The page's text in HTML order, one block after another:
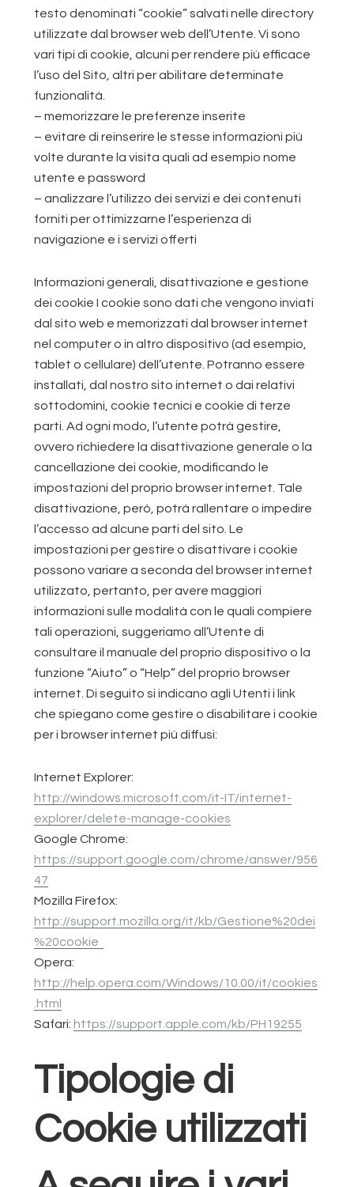
testo denominati “cookie” salvati nelle directory
utilizzate dal browser web dell’Utente. Vi sono
vari tipi di cookie, alcuni per rendere più efficace
l’uso del Sito, altri per abilitare determinate
funzionalità.
– memorizzare le preferenze inserite
– evitare di reinserire le stesse informazioni più
volte durante la visita quali ad esempio nome
utente e password
– analizzare l’utilizzo dei servizi e dei contenuti
forniti per ottimizzarne l’esperienza di
navigazione e i servizi offerti
Informazioni generali, disattivazione e gestione
dei cookie I cookie sono dati che vengono inviati
dal sito web e memorizzati dal browser internet
nel computer o in altro dispositivo (ad esempio,
tablet o cellulare) dell’utente. Potranno essere
installati, dal nostro sito internet o dai relativi
sottodomini, cookie tecnici e cookie di terze
parti. Ad ogni modo, l’utente potrà gestire,
ovvero richiedere la disattivazione generale o la
cancellazione dei cookie, modificando le
impostazioni del proprio browser internet. Tale
disattivazione, però, potrà rallentare o impedire
l’accesso ad alcune parti del sito. Le
impostazioni per gestire o disattivare i cookie
possono variare a seconda del browser internet
utilizzato, pertanto, per avere maggiori
informazioni sulle modalità con le quali compiere
tali operazioni, suggeriamo all’Utente di
consultare il manuale del proprio dispositivo o la
funzione “Aiuto” o “Help” del proprio browser
internet. Di seguito si indicano agli Utenti i link
che spiegano come gestire o disabilitare i cookie
per i browser internet più diffusi:
Internet Explorer:
http://windows.microsoft.com/it-IT/internet-
explorer/delete-manage-cookies
Google Chrome:
https://support.google.com/chrome/answer/956
47
Mozilla Firefox:
http://support.mozilla.org/it/kb/Gestione%20dei
%20cookie
Opera:
http://help.opera.com/Windows/10.00/it/cookies
.html
Safari: https://support.apple.com/kb/PH19255
Tipologie di
Cookie utilizzati